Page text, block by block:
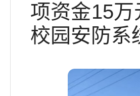
项资金15
校园安防系